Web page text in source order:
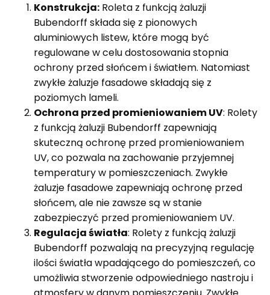
Konstrukcja: Roleta z funkcją żaluzji
Bubendorff składa się z pionowych
aluminiowych listew, które mogą być
regulowane w celu dostosowania stopnia
ochrony przed słońcem i światłem. Natomiast
zwykłe żaluzje fasadowe składają się z
poziomych lameli.
Ochrona przed promieniowaniem UV: Rolety
z funkcją żaluzji Bubendorff zapewniają
skuteczną ochronę przed promieniowaniem
UV, co pozwala na zachowanie przyjemnej
temperatury w pomieszczeniach. Zwykłe
żaluzje fasadowe zapewniają ochronę przed
słońcem, ale nie zawsze są w stanie
zabezpieczyć przed promieniowaniem UV.
Regulacja światła: Rolety z funkcją żaluzji
Bubendorff pozwalają na precyzyjną regulację
ilości światła wpadającego do pomieszczeń, co
umożliwia stworzenie odpowiedniego nastroju i